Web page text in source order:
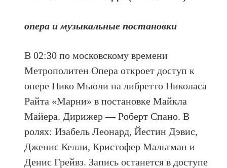
опера и музыкальные постановки
В 02:30 по московскому времени
Метрополитен Опера откроет доступ к
опере Нико Мьюли на либретто Николаса
Райта «Марни» в постановке Майкла
Майера. Дирижер — Роберт Спано. В
ролях: Изабель Леонард, Йестин Дэвис,
Дженис Келли, Кристофер Мальтман и
Денис Грейвз. Запись останется в доступе